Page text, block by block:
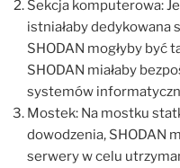
Sekcja komputerowa:
istniałaby
SHODAN mogłyby być
SHODAN miałaby
systemów
Mostek: Na mostku
dowodzenia, SHODAN
serwery w celu